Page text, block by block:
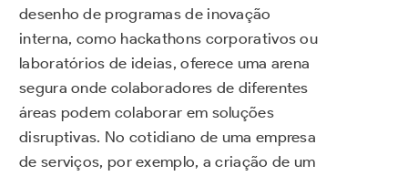
desenho de programas de inovação
interna, como hackathons corporativos ou
laboratórios de ideias, oferece uma arena
segura onde colaboradores de diferentes
áreas podem colaborar em soluções
disruptivas. No cotidiano de uma empresa
de serviços, por exemplo, a criação de um